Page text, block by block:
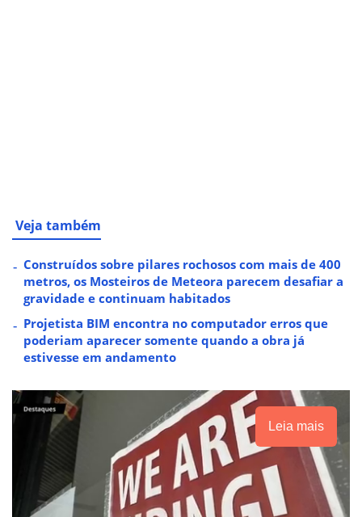
Veja também
Construídos sobre pilares rochosos com mais de 400
metros, os Mosteiros de Meteora parecem desafiar a
gravidade e continuam habitados
Projetista BIM encontra no computador erros que
poderiam aparecer somente quando a obra já
estivesse em andamento
Leia mais